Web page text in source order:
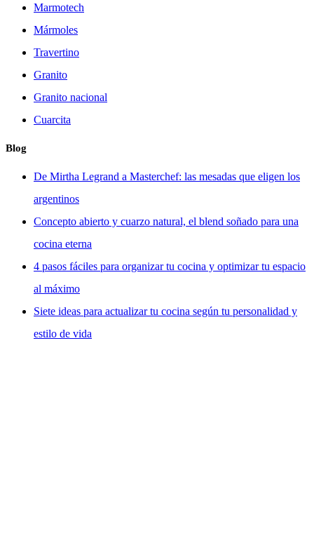
Marmotech
Mármoles
Travertino
Granito
Granito nacional
Cuarcita
Blog
De Mirtha Legrand a Masterchef: las mesadas que eligen los
argentinos
Concepto abierto y cuarzo natural, el blend soñado para una
cocina eterna
4 pasos fáciles para organizar tu cocina y optimizar tu espacio
al máximo
Siete ideas para actualizar tu cocina según tu personalidad y
estilo de vida